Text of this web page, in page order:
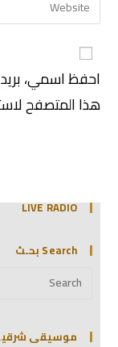
احفظ اسمي،
هذا المتصفح
LIVE RADIO
Search بحـث
موسيقى